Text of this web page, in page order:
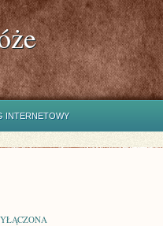
INTERNETOWY